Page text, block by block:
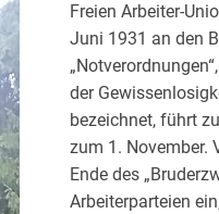
Freien Arbeiter-
Juni 1931 an den
der
bezeichnet, führt
zum 1. November.
Ende des
Arbeiterparteien